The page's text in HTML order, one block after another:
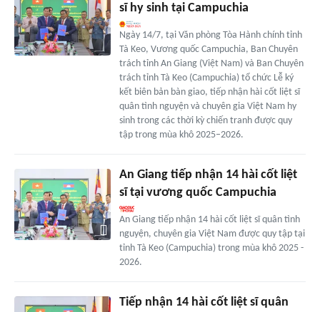
sĩ hy sinh tại Campuchia
Ngày 14/7, tại Văn phòng Tòa Hành chính tỉnh
Tà Keo, Vương quốc Campuchia, Ban Chuyên
trách tỉnh An Giang (Việt Nam) và Ban Chuyên
trách tỉnh Tà Keo (Campuchia) tổ chức Lễ ký
kết biên bản bàn giao, tiếp nhận hài cốt liệt sĩ
quân tình nguyện và chuyên gia Việt Nam hy
sinh trong các thời kỳ chiến tranh được quy
tập trong mùa khô 2025–2026.
An Giang tiếp nhận 14 hài cốt liệt
sĩ tại vương quốc Campuchia
An Giang tiếp nhận 14 hài cốt liệt sĩ quân tình
nguyện, chuyên gia Việt Nam được quy tập tại
tỉnh Tà Keo (Campuchia) trong mùa khô 2025 -
2026.
Tiếp nhận 14 hài cốt liệt sĩ quân